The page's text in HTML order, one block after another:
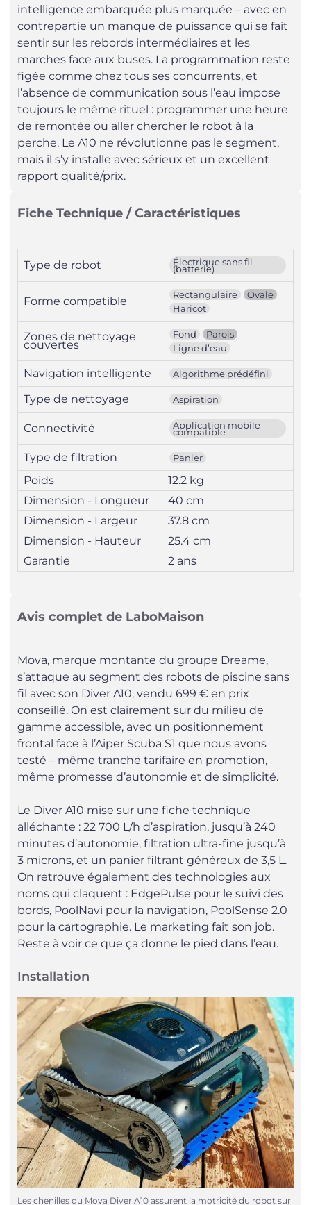
intelligence embarquée plus marquée – avec en
contrepartie un manque de puissance qui se fait
sentir sur les rebords intermédiaires et les
marches face aux buses. La programmation reste
figée comme chez tous ses concurrents, et
l’absence de communication sous l’eau impose
toujours le même rituel : programmer une heure
de remontée ou aller chercher le robot à la
perche. Le A10 ne révolutionne pas le segment,
mais il s’y installe avec sérieux et un excellent
rapport qualité/prix.
Fiche Technique / Caractéristiques
Type de robot Électrique sans fil
(batterie)
Forme compatible Rectangulaire
Ovale
Haricot
Zones de nettoyage
couvertes
Fond
Parois
Ligne d’eau
Navigation intelligente Algorithme prédéfini
Type de nettoyage Aspiration
Connectivité Application mobile
compatible
Type de filtration Panier
Poids
12.2 kg
Dimension - Longueur
40 cm
Dimension - Largeur
37.8 cm
Dimension - Hauteur
25.4 cm
Garantie
2 ans
Avis complet de LaboMaison
Mova, marque montante du groupe Dreame,
s’attaque au segment des robots de piscine sans
fil avec son Diver A10, vendu 699 € en prix
conseillé. On est clairement sur du milieu de
gamme accessible, avec un positionnement
frontal face à l’Aiper Scuba S1 que nous avons
testé – même tranche tarifaire en promotion,
même promesse d’autonomie et de simplicité.
Le Diver A10 mise sur une fiche technique
alléchante : 22 700 L/h d’aspiration, jusqu’à 240
minutes d’autonomie, filtration ultra-fine jusqu’à
3 microns, et un panier filtrant généreux de 3,5 L.
On retrouve également des technologies aux
noms qui claquent : EdgePulse pour le suivi des
bords, PoolNavi pour la navigation, PoolSense 2.0
pour la cartographie. Le marketing fait son job.
Reste à voir ce que ça donne le pied dans l’eau.
Installation
Les chenilles du Mova Diver A10 assurent la motricité du robot sur